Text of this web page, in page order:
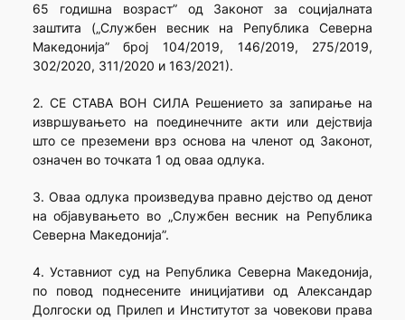
65 годишна возраст” од Законот за социјалната
заштита („Службен весник на Република Северна
Македонија” број 104/2019, 146/2019, 275/2019,
302/2020, 311/2020 и 163/2021).
2. СЕ СТАВА ВОН СИЛА Решението за запирање на
извршувањето на поединечните акти или дејствија
што се преземени врз основа на членот од Законот,
означен во точката 1 од оваа одлука.
3. Оваа одлука произведува правно дејство од денот
на објавувањето во „Службен весник на Република
Северна Македонија”.
4. Уставниот суд на Република Северна Македонија,
по повод поднесените иницијативи од Александар
Долгоски од Прилеп и Институтот за човекови права